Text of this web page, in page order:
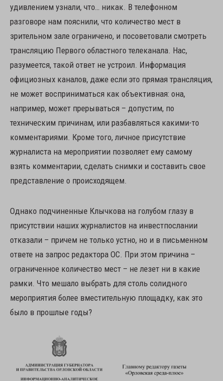
удивлением узнали, что… никак. В телефонном
разговоре нам пояснили, что количество мест в
зрительном зале ограничено, и посоветовали смотреть
трансляцию Первого областного телеканала. Нас,
разумеется, такой ответ не устроил. Информация
официозных каналов, даже если это прямая трансляция,
не может восприниматься как объективная: она,
например, может прерываться – допустим, по
техническим причинам, или разбавляться какими-то
комментариями. Кроме того, личное присутствие
журналиста на мероприятии позволяет ему самому
взять комментарии, сделать снимки и составить свое
представление о происходящем.
Однако подчиненные Клычкова на голубом глазу в
присутствии наших журналистов на инвестпослании
отказали – причем не только устно, но и в письменном
ответе на запрос редактора ОС. При этом причина –
ограниченное количество мест – не лезет ни в какие
рамки. Что мешало выбрать для столь солидного
мероприятия более вместительную площадку, как это
было в прошлые годы?